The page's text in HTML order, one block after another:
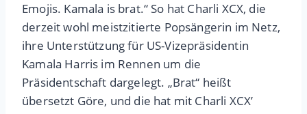
Emojis. Kamala is brat.“ So hat Charli XCX, die
derzeit wohl meistzitierte Popsängerin im Netz,
ihre Unterstützung für US-Vizepräsidentin
Kamala Harris im Rennen um die
Präsidentschaft dargelegt. „Brat“ heißt
übersetzt Göre, und die hat mit Charli XCX’